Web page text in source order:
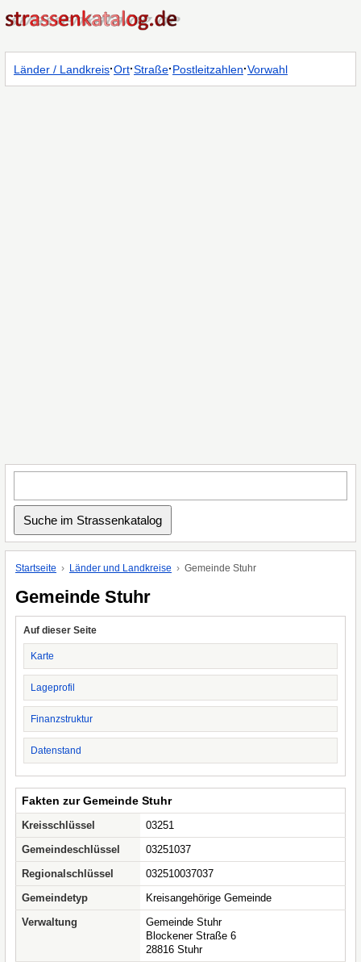
Länder / Landkreis·Ort·Straße·Postleitzahlen·Vorwahl
Startseite Länder und Landkreise Gemeinde Stuhr
Gemeinde Stuhr
Auf dieser Seite
Karte
Lageprofil
Finanzstruktur
Datenstand
Fakten zur Gemeinde Stuhr
Kreisschlüssel
03251
Gemeindeschlüssel
03251037
Regionalschlüssel
032510037037
Gemeindetyp
Kreisangehörige Gemeinde
Verwaltung
Gemeinde Stuhr
Blockener Straße 6
28816 Stuhr